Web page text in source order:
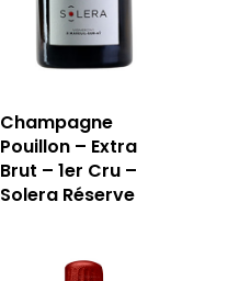
Champagne
Pouillon – Extra
Brut – 1er Cru –
Solera Réserve